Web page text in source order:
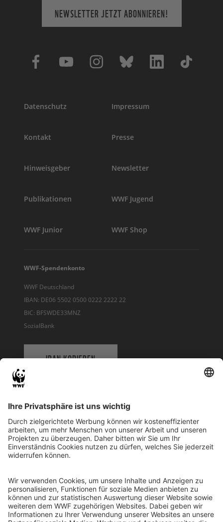
NEWSLETTER JETZT ABONNIEREN!
Datenschutz Impressum
Kontakt Presse
Hinweisgeber Newsletter
Publikationen WWF Jugend
WWF Junior WWF Shop
WWF-Spendenkonto
WWF Deutschland
IBAN: DE06 5502 0500 0222 2222 22
BIC: BFSWDE33MNZ
SozialBank
IBAN KOPIEREN
WWF Deutschland
Reinhardtstr. 18
10117 Berlin
Ihre Spende kann steuerlich geltend gemacht werden
Registriert als Stiftung WWF Deutschland, Senatsverwaltung für
Justiz Berlin, Az: 3416/976/2